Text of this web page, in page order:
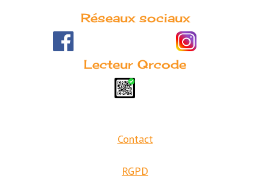
Réseaux sociaux
Lecteur Qrcode
Contact
RGPD